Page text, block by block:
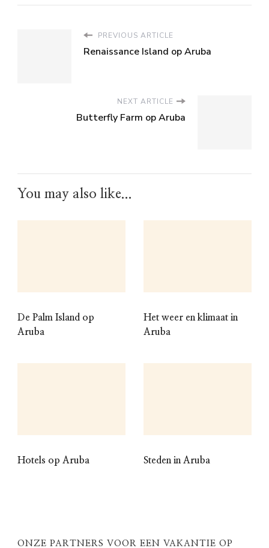
PREVIOUS ARTICLE
Renaissance Island op Aruba
NEXT ARTICLE
Butterfly Farm op Aruba
You may also like...
De Palm Island op
Aruba
Het weer en klimaat in
Aruba
Hotels op Aruba Steden in Aruba
ONZE PARTNERS VOOR EEN VAKANTIE OP